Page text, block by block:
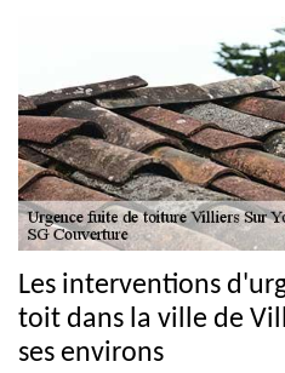
Les interventions
toit dans la ville de
ses environs